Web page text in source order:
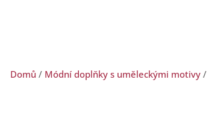
Domů / Módní doplňky s uměleckými motivy /